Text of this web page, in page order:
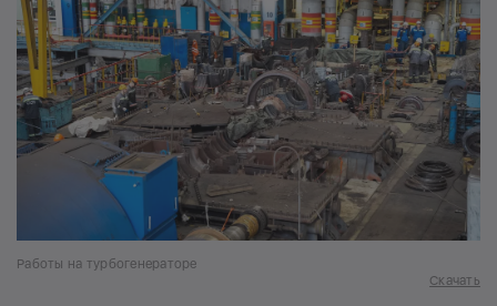
Работы на турбогенераторе
Скачать